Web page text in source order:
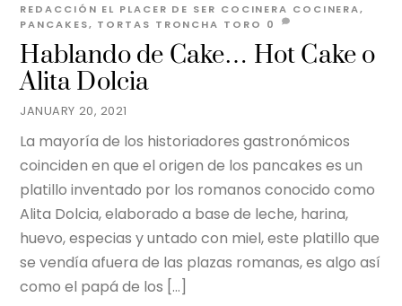
JANUARY 20, 2021
Hablando de Cake… Hot Cake o
Alita Dolcia
REDACCIÓN EL PLACER DE SER COCINERA COCINERA,
PANCAKES, TORTAS TRONCHA TORO 0
La mayoría de los historiadores gastronómicos
coinciden en que el origen de los pancakes es un
platillo inventado por los romanos conocido como
Alita Dolcia, elaborado a base de leche, harina,
huevo, especias y untado con miel, este platillo que
se vendía afuera de las plazas romanas, es algo así
como el papá de los […]